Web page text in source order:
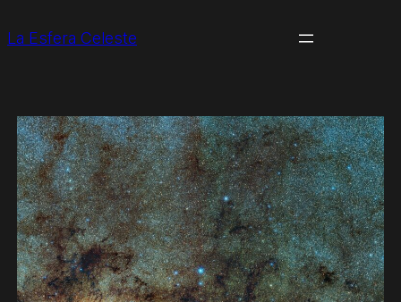
La Esfera Celeste